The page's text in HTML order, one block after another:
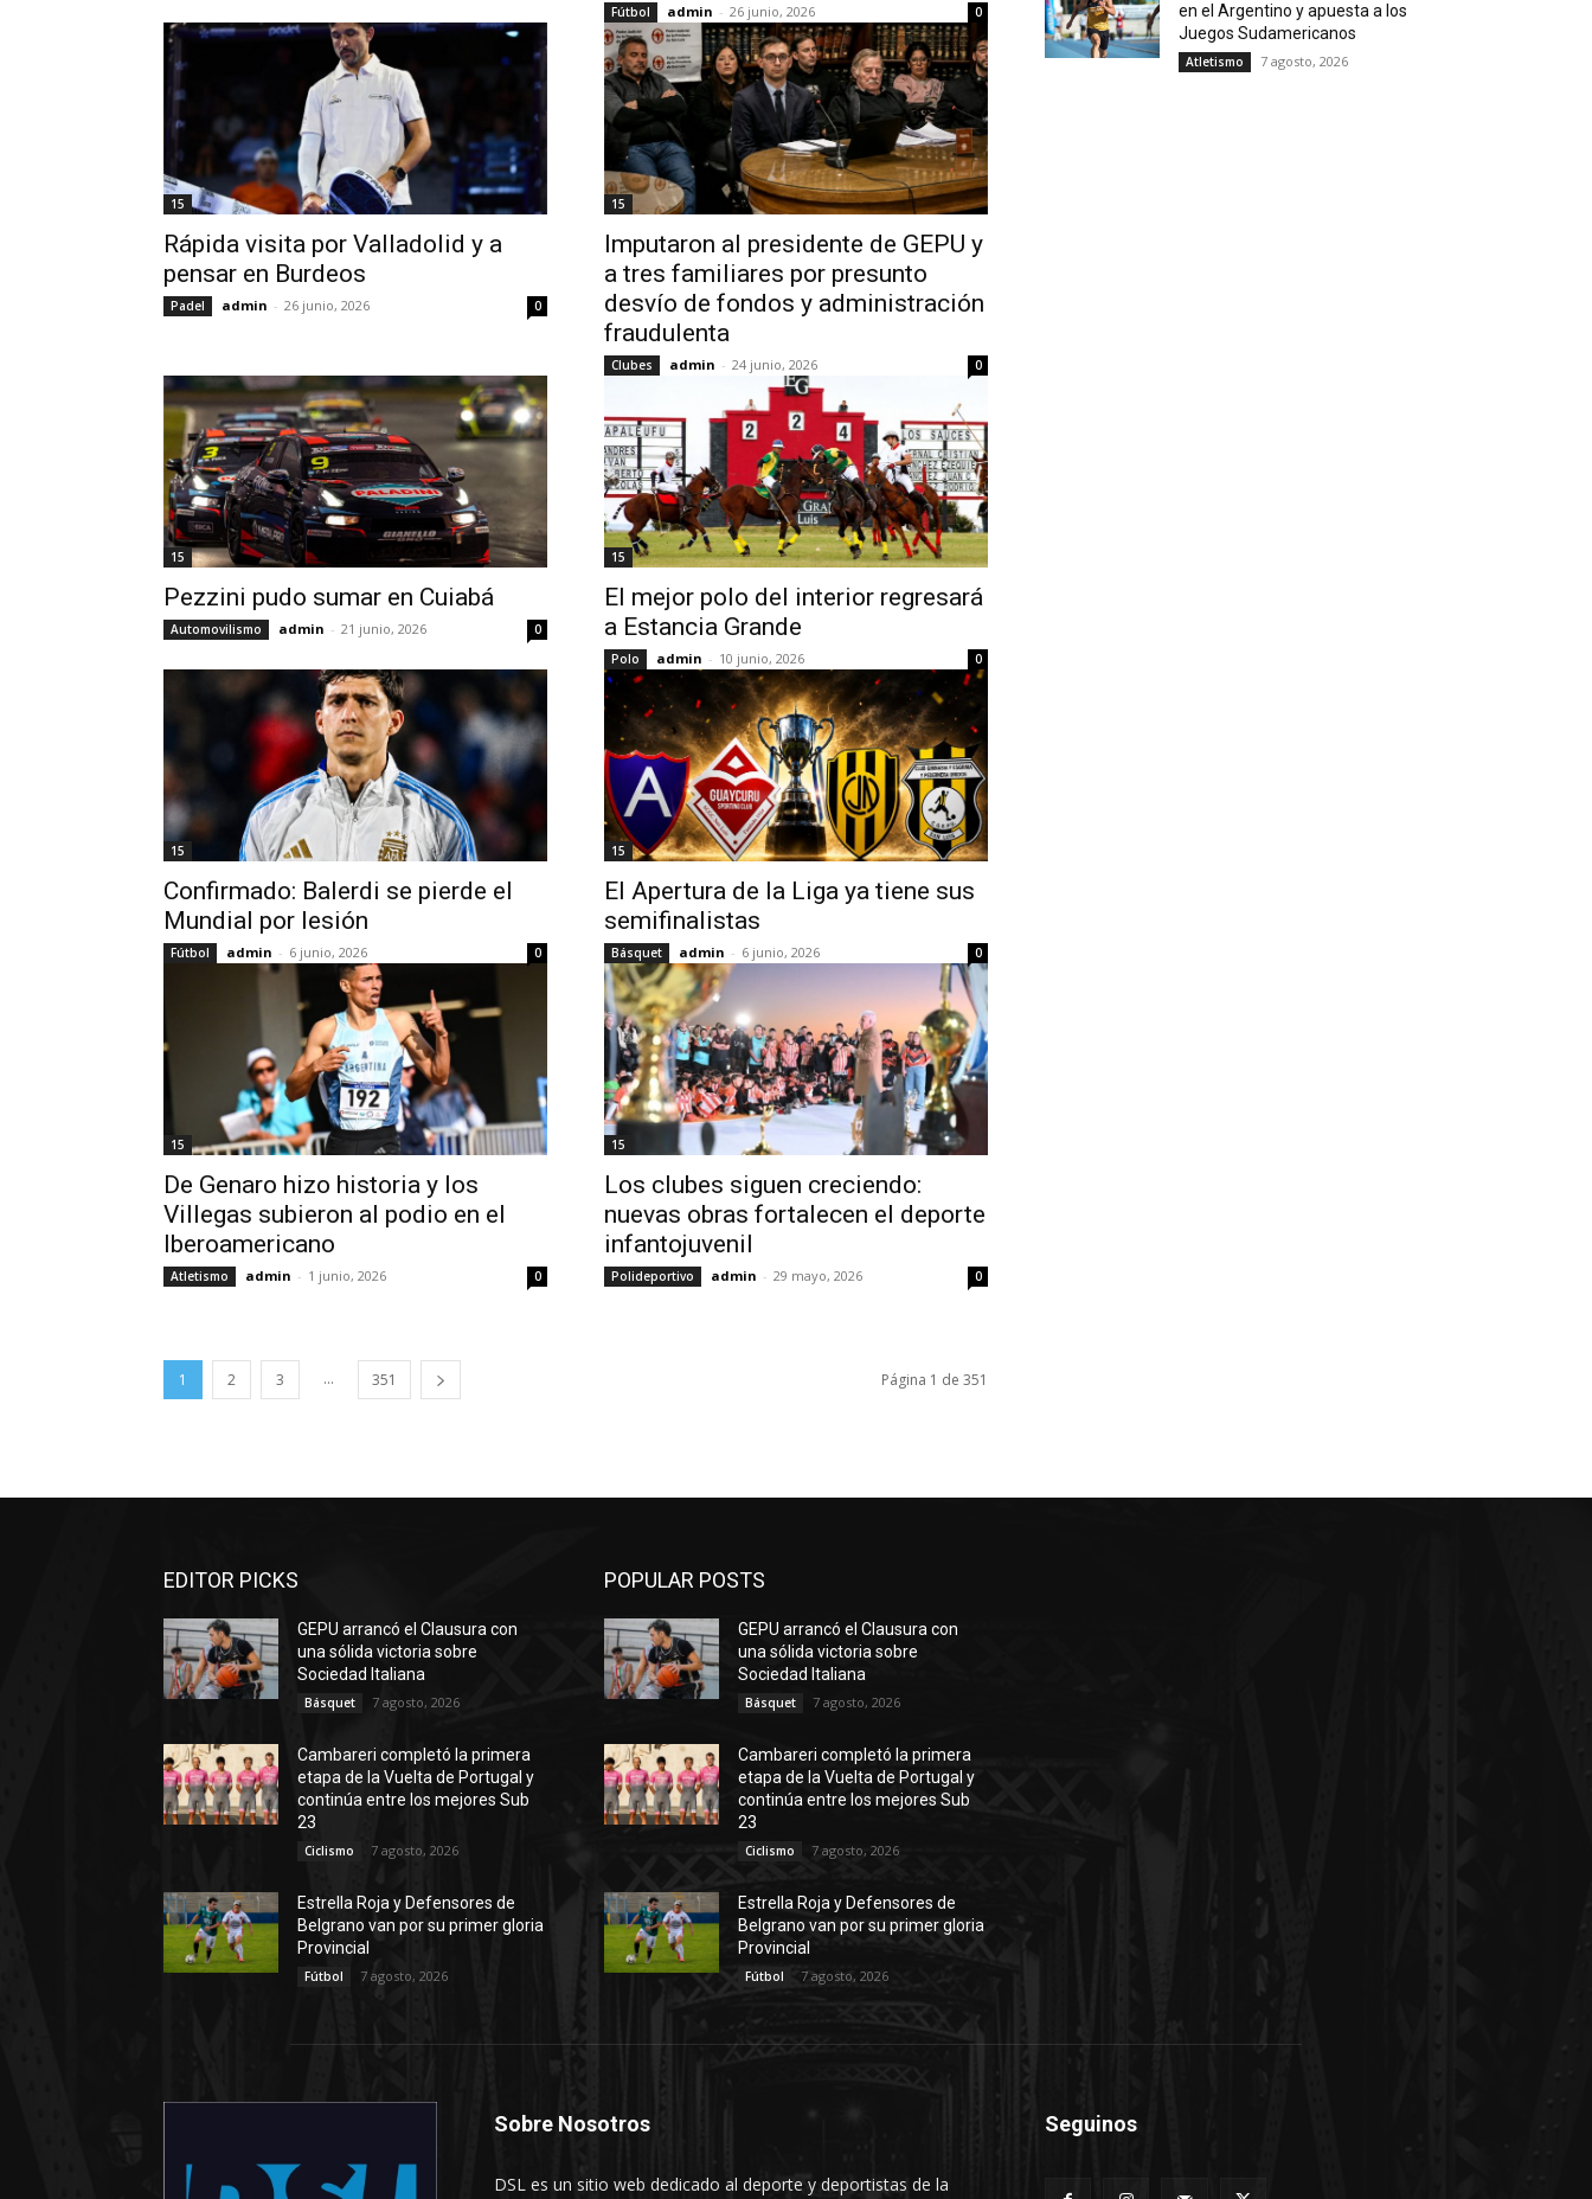
Fútbol admin - 26 junio, 2026 0
15
Rápida visita por Valladolid y a
pensar en Burdeos
Padel admin - 26 junio, 2026 0
15
Imputaron al presidente de GEPU y
a tres familiares por presunto
desvío de fondos y administración
fraudulenta
Clubes admin - 24 junio, 2026 0
15
Pezzini pudo sumar en Cuiabá
Automovilismo admin - 21 junio, 2026 0
15
El mejor polo del interior regresará
a Estancia Grande
Polo admin - 10 junio, 2026 0
15
Confirmado: Balerdi se pierde el
Mundial por lesión
Fútbol admin - 6 junio, 2026 0
15
El Apertura de la Liga ya tiene sus
semifinalistas
Básquet admin - 6 junio, 2026 0
15
De Genaro hizo historia y los
Villegas subieron al podio en el
Iberoamericano
Atletismo admin - 1 junio, 2026 0
15
Los clubes siguen creciendo:
nuevas obras fortalecen el deporte
infantojuvenil
Polideportivo admin - 29 mayo, 2026 0
1 2 3 ... 351 Página 1 de 351
en el Argentino y apuesta a los
Juegos Sudamericanos
Atletismo 7 agosto, 2026
EDITOR PICKS
GEPU arrancó el Clausura con
una sólida victoria sobre
Sociedad Italiana
Básquet 7 agosto, 2026
Cambareri completó la primera
etapa de la Vuelta de Portugal y
continúa entre los mejores Sub
23
Ciclismo 7 agosto, 2026
Estrella Roja y Defensores de
Belgrano van por su primer gloria
Provincial
Fútbol 7 agosto, 2026
POPULAR POSTS
GEPU arrancó el Clausura con
una sólida victoria sobre
Sociedad Italiana
Básquet 7 agosto, 2026
Cambareri completó la primera
etapa de la Vuelta de Portugal y
continúa entre los mejores Sub
23
Ciclismo 7 agosto, 2026
Estrella Roja y Defensores de
Belgrano van por su primer gloria
Provincial
Fútbol 7 agosto, 2026
Sobre Nosotros
DSL es un sitio web dedicado al deporte y deportistas de la
Seguinos